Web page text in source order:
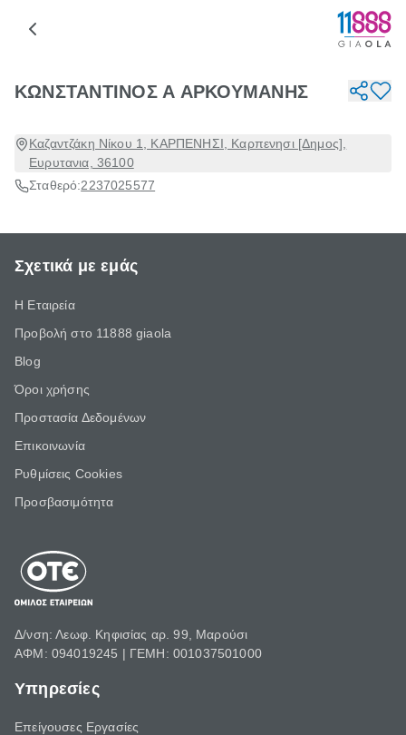
ΚΩΝΣΤΑΝΤΙΝΟΣ Α ΑΡΚΟΥΜΑΝΗΣ
Καζαντζάκη Νίκου 1, ΚΑΡΠΕΝΗΣΙ, Καρπενησι [Δημος],
Ευρυτανια, 36100
Σταθερό:2237025577
Σχετικά με εμάς
Η Εταιρεία
Προβολή στο 11888 giaola
Blog
Όροι χρήσης
Προστασία Δεδομένων
Επικοινωνία
Ρυθμίσεις Cookies
Προσβασιμότητα
Δ/νση: Λεωφ. Κηφισίας αρ. 99, Μαρούσι
ΑΦΜ: 094019245 | ΓΕΜΗ: 001037501000
Υπηρεσίες
Επείγουσες Εργασίες